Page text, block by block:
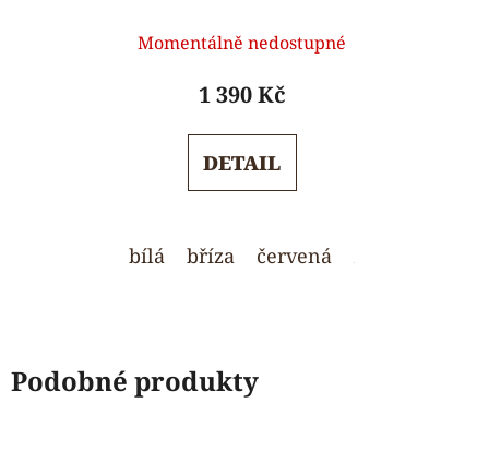
hodnocení
produktu
5,0
z
Momentálně nedostupné
1 390 Kč
DETAIL
bílá bříza červená zelená
Podobné produkty